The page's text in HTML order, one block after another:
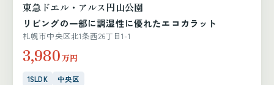
東急ドエル・アルス円山公園
リビングの一部に調湿性に優れたエコカラット
札幌市中央区北1条西26丁目1-1
3,980万円
1SLDK 中央区